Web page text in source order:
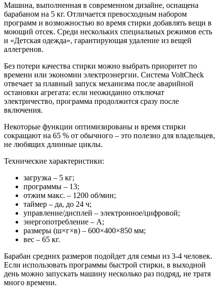
Машина, выполненная в современном дизайне, оснащена
барабаном на 5 кг. Отличается превосходным набором
программ и возможностью во время стирки добавлять вещи в
моющий отсек. Среди нескольких специальных режимов есть
и «Детская одежда», гарантирующая удаление из вещей
аллегренов.
Без потери качества стирки можно выбрать приоритет по
времени или экономии электроэнергии. Система VoltCheck
отвечает за плавный запуск механизма после аварийной
остановки агрегата: если неожиданно отключат
электричество, программа продолжится сразу после
включения.
Некоторые функции оптимизированы и время стирки
сокращают на 65 % от обычного – это полезно для владельцев,
не любящих длинные циклы.
Технические характеристики:
загрузка – 5 кг;
программы – 13;
отжим макс. – 1200 об/мин;
таймер – да, до 24 ч;
управление/дисплей – электронное/цифровой;
энергопотребление – А;
размеры (ш×г×в) – 600×400×850 мм;
вес – 65 кг.
Барабан средних размеров подойдет для семьи из 3-4 человек.
Если использовать программы быстрой стирки, в выходной
день можно запускать машину несколько раз подряд, не тратя
много времени.